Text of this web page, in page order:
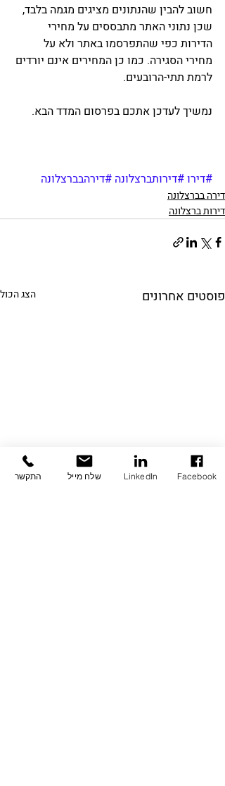
חשוב להבין שהנתונים מציגים מגמה בלבד,
שכן נתוני האתר מתבססים על מחירי
הדירות כפי שהתפרסמו באתר ולא על
מחירי הסגירה. כמו כן המחירים אינם יורדים
לרמת תתי-הרובעים.
נמשיך לעדכן אתכם בפרסום המדד הבא.
#דירו#דירותברצלונה #דירהבברצלונה
דירה בברצלונה
דירות ברצלונה
פוסטים אחרונים הצג הכול
התקשר שלח מייל LinkedIn Facebook